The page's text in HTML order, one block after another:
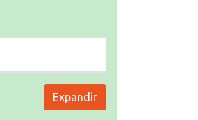
Expandir